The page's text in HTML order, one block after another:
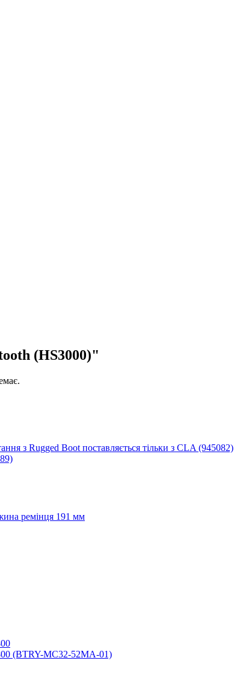
(HS3000)"
з Rugged Boot поставляється тільки з CLA (945082)
ремінця 191 мм
(BTRY-MC32-52MA-01)